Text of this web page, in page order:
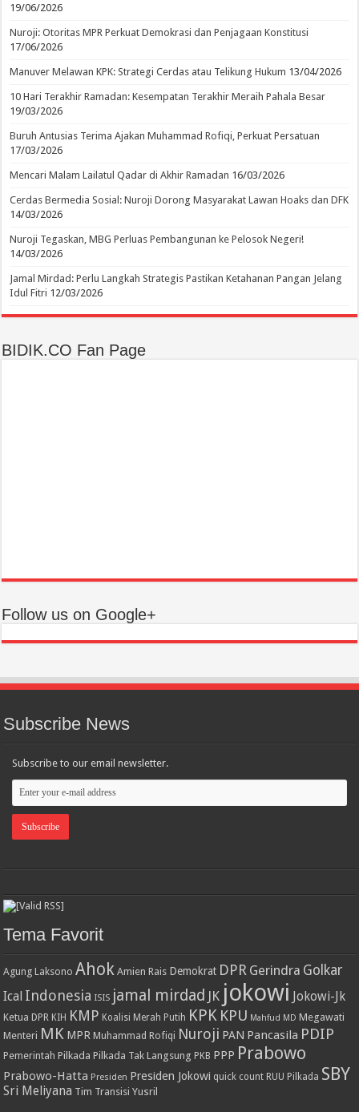
19/06/2026
Nuroji: Otoritas MPR Perkuat Demokrasi dan Penjagaan Konstitusi
17/06/2026
Manuver Melawan KPK: Strategi Cerdas atau Telikung Hukum 13/04/2026
10 Hari Terakhir Ramadan: Kesempatan Terakhir Meraih Pahala Besar
19/03/2026
Buruh Antusias Terima Ajakan Muhammad Rofiqi, Perkuat Persatuan
17/03/2026
Mencari Malam Lailatul Qadar di Akhir Ramadan 16/03/2026
Cerdas Bermedia Sosial: Nuroji Dorong Masyarakat Lawan Hoaks dan DFK
14/03/2026
Nuroji Tegaskan, MBG Perluas Pembangunan ke Pelosok Negeri!
14/03/2026
Jamal Mirdad: Perlu Langkah Strategis Pastikan Ketahanan Pangan Jelang
Idul Fitri 12/03/2026
BIDIK.CO Fan Page
Follow us on Google+
Subscribe News
Subscribe to our email newsletter.
Tema Favorit
Agung Laksono Ahok Amien Rais Demokrat DPR Gerindra Golkar
Ical Indonesia ISIS jamal mirdad JK jokowi Jokowi-Jk
Ketua DPR KIH KMP Koalisi Merah Putih KPK KPU Mahfud MD Megawati
Menteri MK MPR Muhammad Rofiqi Nuroji PAN Pancasila PDIP
Pemerintah Pilkada Pilkada Tak Langsung PKB PPP Prabowo
Prabowo-Hatta Presiden Presiden Jokowi quick count RUU Pilkada SBY
Sri Meliyana Tim Transisi Yusril